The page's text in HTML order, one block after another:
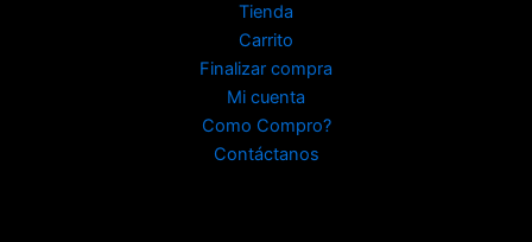
Tienda
Carrito
Finalizar compra
Mi cuenta
Como Compro?
Contáctanos